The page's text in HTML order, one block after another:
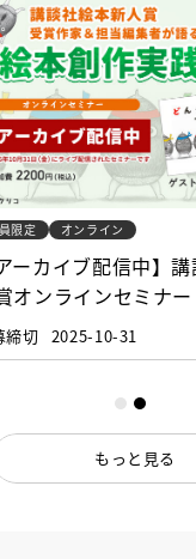
限定 オンライン
ーカイブ配信中】
オンラインセミナ
当編集者が語る「絵
」
締切 2025-10-31
もっと見る